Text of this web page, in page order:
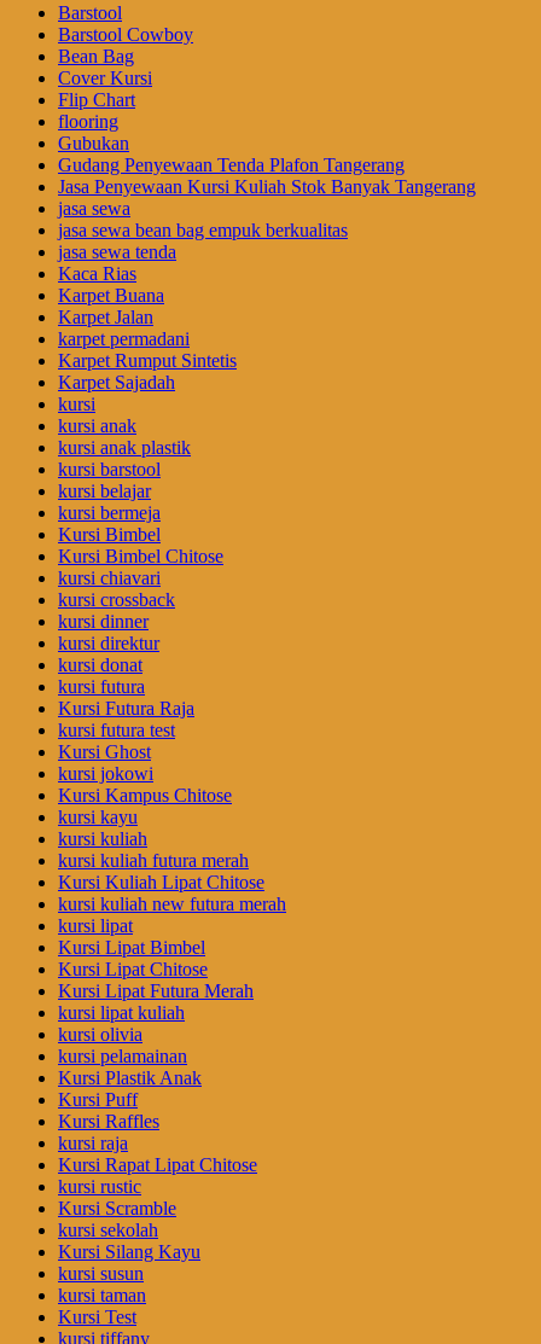
Barstool
Barstool Cowboy
Bean Bag
Cover Kursi
Flip Chart
flooring
Gubukan
Gudang Penyewaan Tenda Plafon Tangerang
Jasa Penyewaan Kursi Kuliah Stok Banyak Tangerang
jasa sewa
jasa sewa bean bag empuk berkualitas
jasa sewa tenda
Kaca Rias
Karpet Buana
Karpet Jalan
karpet permadani
Karpet Rumput Sintetis
Karpet Sajadah
kursi
kursi anak
kursi anak plastik
kursi barstool
kursi belajar
kursi bermeja
Kursi Bimbel
Kursi Bimbel Chitose
kursi chiavari
kursi crossback
kursi dinner
kursi direktur
kursi donat
kursi futura
Kursi Futura Raja
kursi futura test
Kursi Ghost
kursi jokowi
Kursi Kampus Chitose
kursi kayu
kursi kuliah
kursi kuliah futura merah
Kursi Kuliah Lipat Chitose
kursi kuliah new futura merah
kursi lipat
Kursi Lipat Bimbel
Kursi Lipat Chitose
Kursi Lipat Futura Merah
kursi lipat kuliah
kursi olivia
kursi pelamainan
Kursi Plastik Anak
Kursi Puff
Kursi Raffles
kursi raja
Kursi Rapat Lipat Chitose
kursi rustic
Kursi Scramble
kursi sekolah
Kursi Silang Kayu
kursi susun
kursi taman
Kursi Test
kursi tiffany